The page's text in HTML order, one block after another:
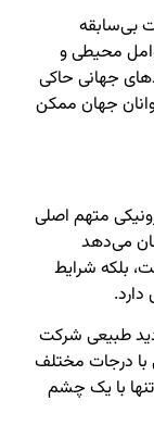
بی‌سابقه
محیطی و
جهانی حاکی
۲۰۵۰ حدود ۴۰ درصد جوانان جهان ممکن
متهم اصلی
می‌دهد
بلکه شرایط
نزدیک‌بین و ۱۳ فرد با دید طبیعی شرکت
با درجات مختلف
تنها با یک چشم